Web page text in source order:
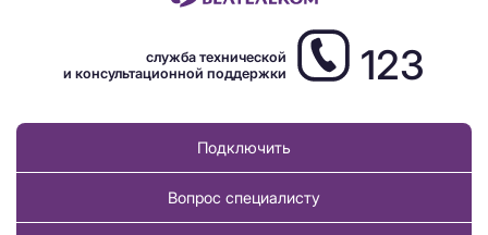
служба технической
и консультационной поддержки
123
Подключить
Вопрос специалисту